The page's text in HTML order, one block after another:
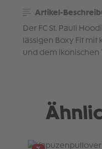
Artikel-
Der FC St. Pauli
lässigen Boxy Fit
und dem ikonischen
Produktgalerie